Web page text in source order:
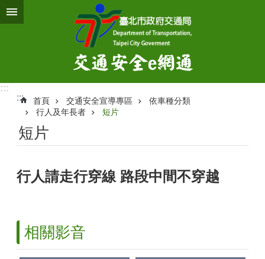
跳到主要內容區塊
:::
:::
首頁 交通安全宣導專區
依車種分類
行人及年長者
短片
短片
行人請走行穿線 路段中間不穿越
相關影音